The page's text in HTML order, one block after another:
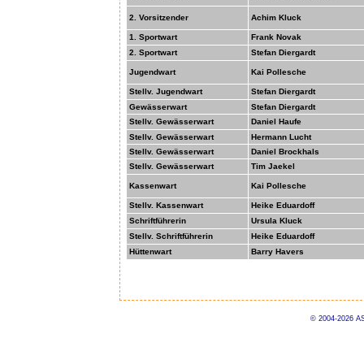
2. Vorsitzender Achim Kluck
1. Sportwart
Frank Novak
2. Sportwart
Stefan Diergardt
Jugendwart Kai Pollesche
Stellv. Jugendwart
Stefan Diergardt
Gewässerwart
Stefan Diergardt
Stellv. Gewässerwart
Daniel Haufe
Stellv. Gewässerwart
Hermann Lucht
Stellv. Gewässerwart
Daniel Brockhals
Stellv. Gewässerwart
Tim Jaekel
Kassenwart Kai Pollesche
Stellv. Kassenwart
Heike Eduardoff
Schriftführerin
Ursula Kluck
Stellv. Schriftführerin
Heike Eduardoff
Hüttenwart
Barry Havers
© 2004-2026